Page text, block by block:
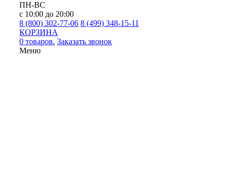
ПН-ВС
с 10:00 до 20:00
8 (800) 302-77-06 8 (499) 348-15-11
КОРЗИНА
0 товаров. Заказать звонок
Меню